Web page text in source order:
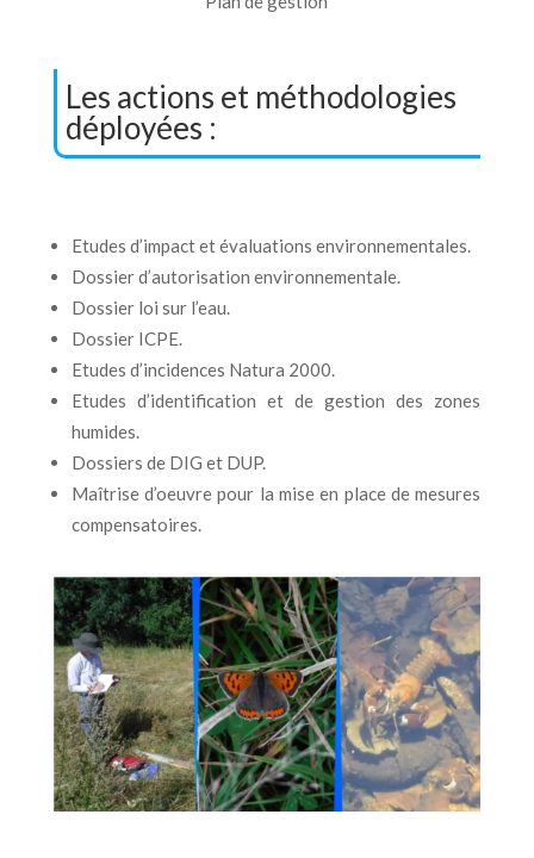
Les actions et méthodologies
déployées :
Etudes d’impact et évaluations environnementales.
Dossier d’autorisation environnementale.
Dossier loi sur l’eau.
Dossier ICPE.
Etudes d’incidences Natura 2000.
Etudes d’identification et de gestion des zones
humides.
Dossiers de DIG et DUP.
Maîtrise d’oeuvre pour la mise en place de mesures
compensatoires.